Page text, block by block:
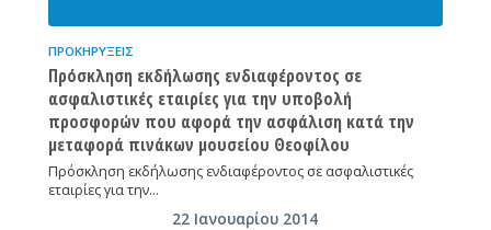
ΠΡΟΚΗΡΎΞΕΙΣ
Πρόσκληση εκδήλωσης ενδιαφέροντος σε
ασφαλιστικές εταιρίες για την υποβολή
προσφορών που αφορά την ασφάλιση κατά την
μεταφορά πινάκων μουσείου Θεοφίλου
Πρόσκληση εκδήλωσης ενδιαφέροντος σε ασφαλιστικές
εταιρίες για την…
22 Ιανουαρίου 2014